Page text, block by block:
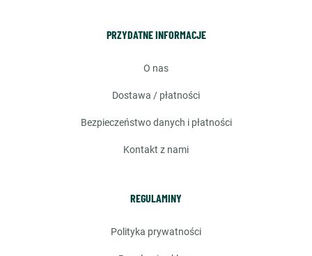
PRZYDATNE INFORMACJE
o nas
dostawa / płatności
bezpieczeństwo danych i płatności
kontakt z nami
REGULAMINY
polityka prywatności